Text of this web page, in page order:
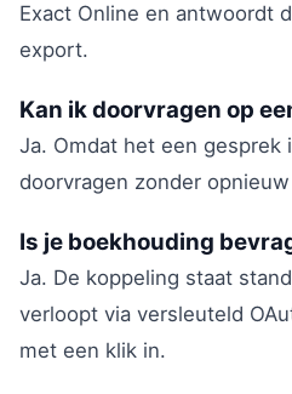
Exact Online en antwoordt
export.
Kan ik doorvragen op
Ja. Omdat het een gesprek
doorvragen zonder
Is je boekhouding
Ja. De koppeling staat
verloopt via versleuteld
met een klik in.